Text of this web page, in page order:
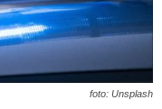
foto: Unsplash